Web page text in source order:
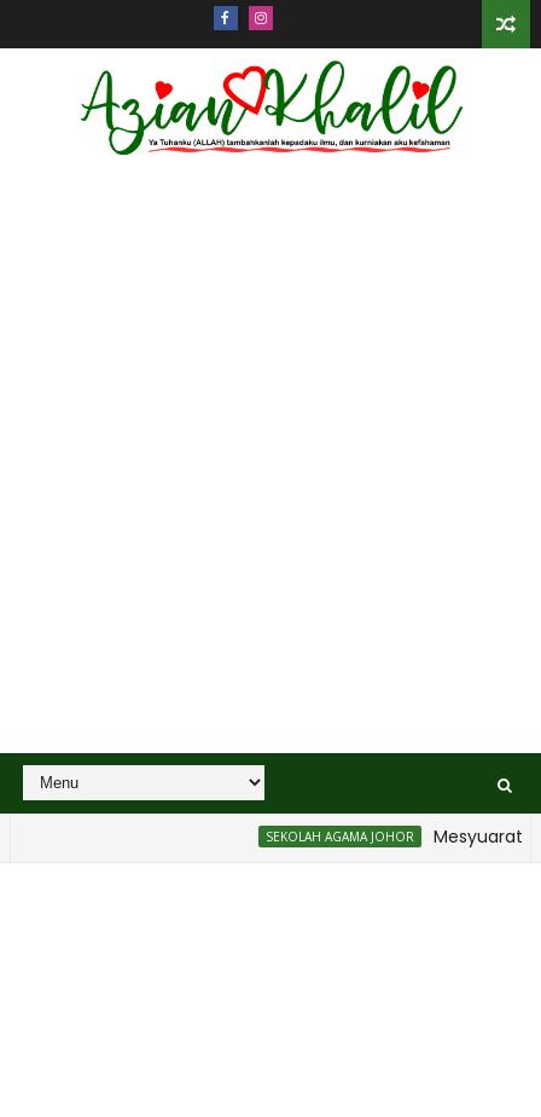
SEKOLAH AGAMA JOHOR Mesyuarat